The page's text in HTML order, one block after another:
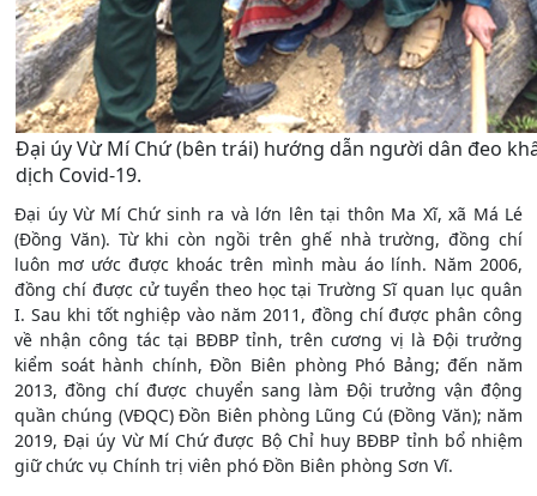
Đại úy Vừ Mí Chứ (bên trái) hướng dẫn người dân đeo
dịch Covid-19.
Đại úy Vừ Mí Chứ sinh ra và lớn lên tại thôn Ma Xĩ, xã Má Lé
(Đồng Văn). Từ khi còn ngồi trên ghế nhà trường, đồng chí
luôn mơ ước được khoác trên mình màu áo lính. Năm 2006,
đồng chí được cử tuyển theo học tại Trường Sĩ quan lục quân
I. Sau khi tốt nghiệp vào năm 2011, đồng chí được phân công
về nhận công tác tại BĐBP tỉnh, trên cương vị là Đội trưởng
kiểm soát hành chính, Đồn Biên phòng Phó Bảng; đến năm
2013, đồng chí được chuyển sang làm Đội trưởng vận động
quần chúng (VĐQC) Đồn Biên phòng Lũng Cú (Đồng Văn); năm
2019, Đại úy Vừ Mí Chứ được Bộ Chỉ huy BĐBP tỉnh bổ nhiệm
giữ chức vụ Chính trị viên phó Đồn Biên phòng Sơn Vĩ.